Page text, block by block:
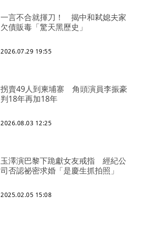
一言不合就揮刀！ 揭中和弒媳夫家
欠債販毒「驚天黑歷史」
2026.07.29 19:55
拐賣49人到柬埔寨 角頭演員李振豪
判18年再加18年
2026.08.03 12:25
玉澤演巴黎下跪獻女友戒指 經紀公
司否認祕密求婚「是慶生抓拍照」
2025.02.05 15:08